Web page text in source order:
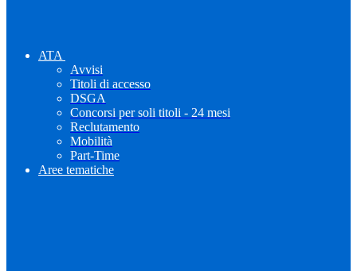
ATA
Avvisi
Titoli di accesso
DSGA
Concorsi per soli titoli - 24 mesi
Reclutamento
Mobilità
Part-Time
Aree tematiche